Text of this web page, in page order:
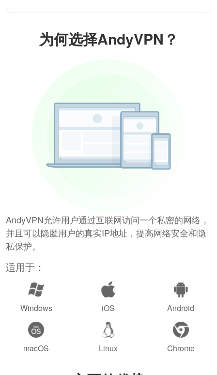
为何选择AndyVPN？
AndyVPN允许用户通过互联网访问一个私密的网络，
并且可以隐匿用户的真实IP地址，提高网络安全和隐
私保护。
适用于：
Windows iOS Android
macOS Linux Chrome